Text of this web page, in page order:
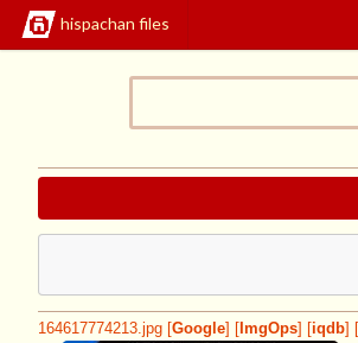
hispachan files
164617774213.jpg Google ImgOps iqdb